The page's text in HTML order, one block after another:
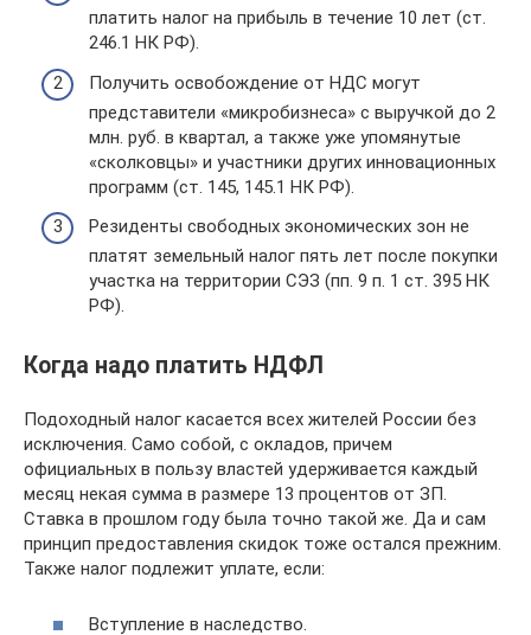
платить налог на прибыль в течение 10 лет (ст.
246.1 НК РФ).
Получить освобождение от НДС могут
представители «микробизнеса» с выручкой до 2
млн. руб. в квартал, а также уже упомянутые
«сколковцы» и участники других инновационных
программ (ст. 145, 145.1 НК РФ).
Резиденты свободных экономических зон не
платят земельный налог пять лет после покупки
участка на территории СЭЗ (пп. 9 п. 1 ст. 395 НК
РФ).
Когда надо платить НДФЛ
Подоходный налог касается всех жителей России без
исключения. Само собой, с окладов, причем
официальных в пользу властей удерживается каждый
месяц некая сумма в размере 13 процентов от ЗП.
Ставка в прошлом году была точно такой же. Да и сам
принцип предоставления скидок тоже остался прежним.
Также налог подлежит уплате, если:
Вступление в наследство.